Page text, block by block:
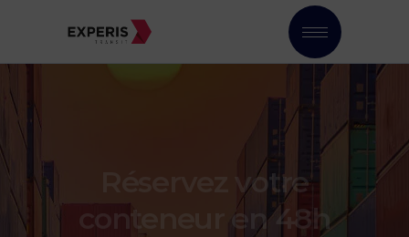
Réservez votre
conteneur en 48h